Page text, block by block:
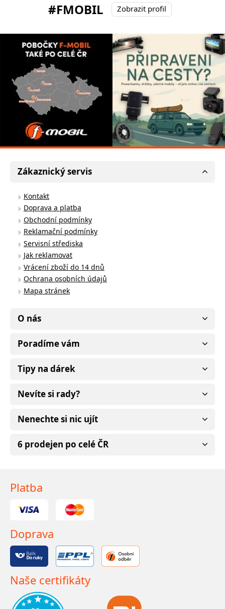
#FMOBIL
Zobrazit profil
Zákaznický servis
Kontakt
Doprava a platba
Obchodní podmínky
Reklamační podmínky
Servisní střediska
Jak reklamovat
Vrácení zboží do 14 dnů
Ochrana osobních údajů
Mapa stránek
O nás
Poradíme vám
Tipy na dárek
Nevíte si rady?
Nenechte si nic ujít
6 prodejen po celé ČR
Platba
Doprava
Naše certifikáty